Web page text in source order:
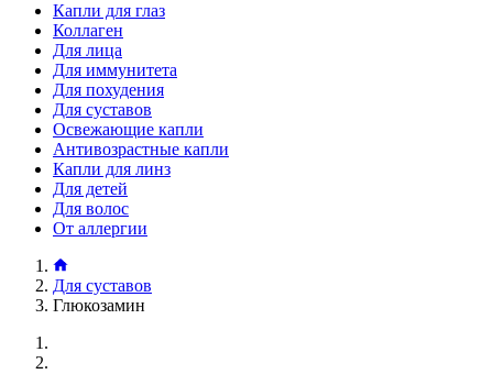
Капли для глаз
Коллаген
Для лица
Для иммунитета
Для похудения
Для суставов
Освежающие капли
Антивозрастные капли
Капли для линз
Для детей
Для волос
От аллергии
Для суставов
Глюкозамин